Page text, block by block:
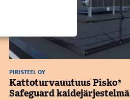
PIRISTEEL OY
Kattoturvauutuus Pisko®
Safeguard kaidejärjestelmä